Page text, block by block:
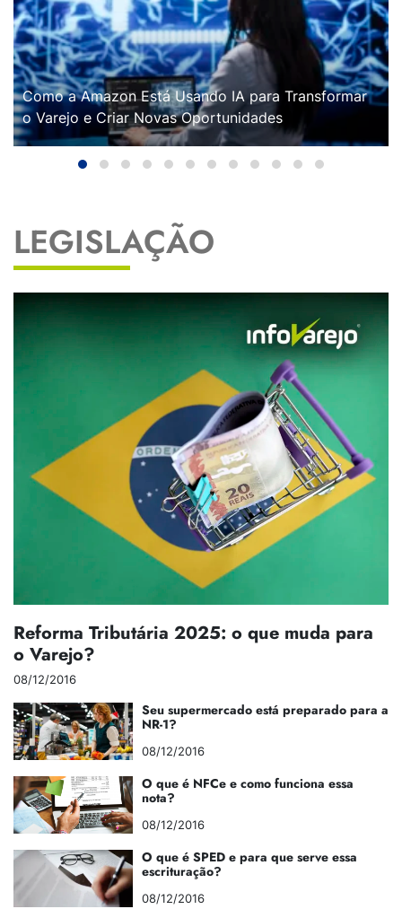
Como a Amazon Está Usando IA para Transformar
o Varejo e Criar Novas Oportunidades
LEGISLAÇÃO
Reforma Tributária 2025: o que muda para
o Varejo?
08/12/2016
Seu supermercado está preparado para a
NR-1?
08/12/2016
O que é NFCe e como funciona essa
nota?
08/12/2016
O que é SPED e para que serve essa
escrituração?
08/12/2016